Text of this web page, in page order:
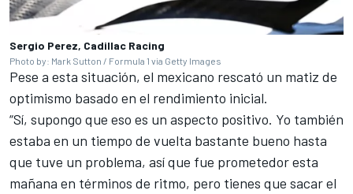
Sergio Perez, Cadillac Racing
Photo by: Mark Sutton / Formula 1 via Getty Images
Pese a esta situación, el mexicano rescató un matiz de
optimismo basado en el rendimiento inicial.
“Sí, supongo que eso es un aspecto positivo. Yo también
estaba en un tiempo de vuelta bastante bueno hasta
que tuve un problema, así que fue prometedor esta
mañana en términos de ritmo, pero tienes que sacar el